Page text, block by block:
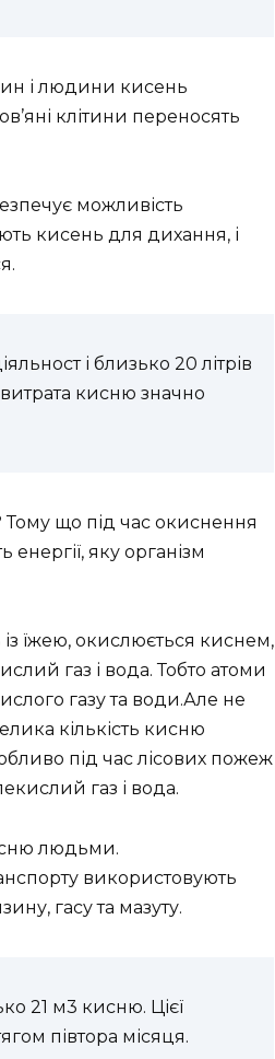
і людини кисень
клітини переносять
можливість
кисень для дихання, і
і близько 20 літрів
кисню значно
що під час окиснення
яку організм
їжею, окислюється киснем,
газ і вода. Тобто атоми
газу та води.Але не
кількість кисню
під час лісових пожеж
газ і вода.
людьми.
використовують
гасу та мазуту.
21 м3 кисню. Цієї
півтора місяця.